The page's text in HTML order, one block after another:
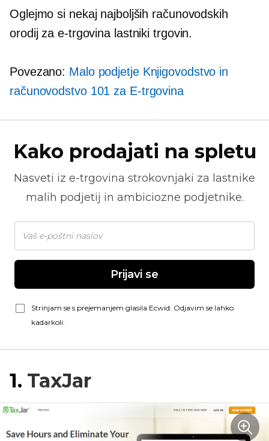
Oglejmo si nekaj najboljših računovodskih
orodij zae-trgovina lastniki trgovin.
Povezano: Malo podjetje Knjigovodstvo in
računovodstvo 101 za E-trgovina
Kako prodajati na spletu
Nasveti iz e-trgovina strokovnjaki za lastnike
malih podjetij in ambiciozne podjetnike.
Prijavi se
Strinjam se s prejemanjem glasila Ecwid. Odjavim se lahko
kadarkoli.
1. TaxJar